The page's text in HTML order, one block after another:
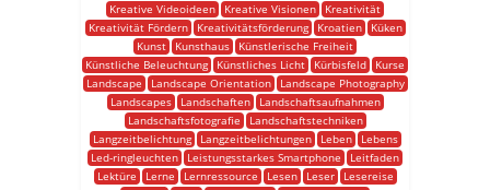
Kreative Videoideen
Kreative Visionen
Kreativität
Kreativität Fördern
Kreativitätsförderung Kroatien
Küken
Kunst
Kunsthaus
Künstlerische Freiheit
Künstliche Beleuchtung
Künstliches Licht Kürbisfeld
Kurse
Landscape
Landscape Orientation
Landscape Photography
Landscapes
Landschaften
Landschaftsaufnahmen
Landschaftsfotografie
Landschaftstechniken
Langzeitbelichtung
Langzeitbelichtungen Leben
Lebens
Led-ringleuchten
Leistungsstarkes Smartphone
Leitfaden
Lektüre
Lerne Lernressource Lesen Leser
Lesereise